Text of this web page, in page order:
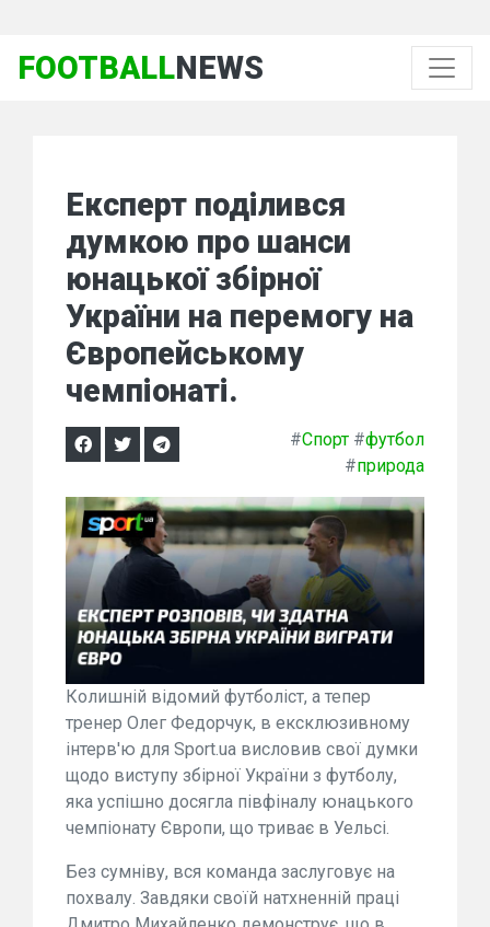
FOOTBALLNEWS
Експерт поділився
думкою про шанси
юнацької збірної
України на перемогу на
Європейському
чемпіонаті.
#Спорт #футбол
#природа
Колишній відомий футболіст, а тепер
тренер Олег Федорчук, в ексклюзивному
інтерв'ю для Sport.ua висловив свої думки
щодо виступу збірної України з футболу,
яка успішно досягла півфіналу юнацького
чемпіонату Європи, що триває в Уельсі.
Без сумніву, вся команда заслуговує на
похвалу. Завдяки своїй натхненній праці